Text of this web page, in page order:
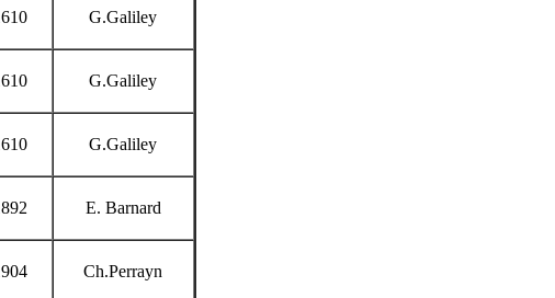
G.Galiley
G.Galiley
G.Galiley
E. Barnard
Ch.Perrayn